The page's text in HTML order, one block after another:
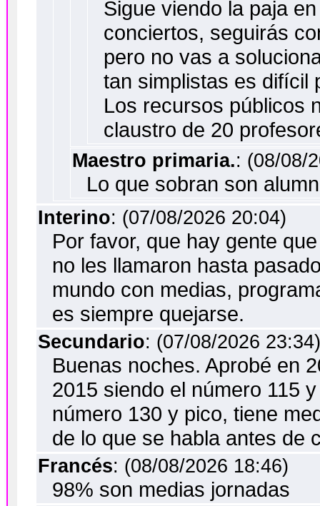
Sigue viendo la paja
conciertos, seguirás
pero no vas a
tan simplistas es difícil
Los recursos públicos
claustro de 20
Maestro primaria.: (08/08/
Lo que sobran son
Interino: (07/08/2026 20:04)
Por favor, que hay gente
no les llamaron hasta
mundo con medias,
es siempre quejarse.
Secundario: (07/08/2026 23:34)
Buenas noches. Aprobé en
2015 siendo el número 115
número 130 y pico, tiene
de lo que se habla antes de
Francés: (08/08/2026 18:46)
98% son medias jornadas